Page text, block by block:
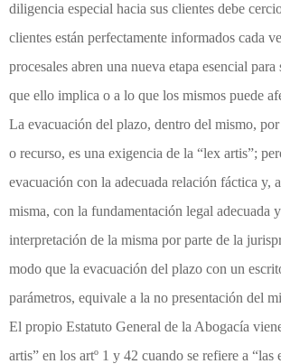
diligencia especial hacia sus clientes debe
clientes están perfectamente informados cada
procesales abren una nueva etapa esencial para
que ello implica o a lo que los mismos puede
La evacuación del plazo, dentro del mismo,
o recurso, es una exigencia de la “lex artis”;
evacuación con la adecuada relación fáctica y,
misma, con la fundamentación legal adecuada
interpretación de la misma por parte de la
modo que la evacuación del plazo con un
parámetros, equivale a la no presentación del
El propio Estatuto General de la Abogacía
artis” en los artº 1 y 42 cuando se refiere a “las